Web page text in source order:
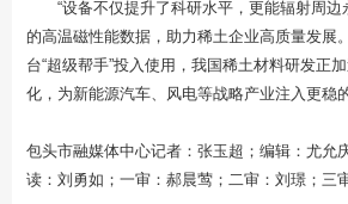
“设备不仅提升了科研水平，更能辐射周
的高温磁性能数据，助力稀土企业高质量发展
台“超级帮手”投入使用，我国稀土材料研发正
化，为新能源汽车、风电等战略产业注入更稳的
包头市融媒体中心记者：张玉超；编辑：尤允
读：刘勇如；一审：郝晨莺；二审：刘璟；三